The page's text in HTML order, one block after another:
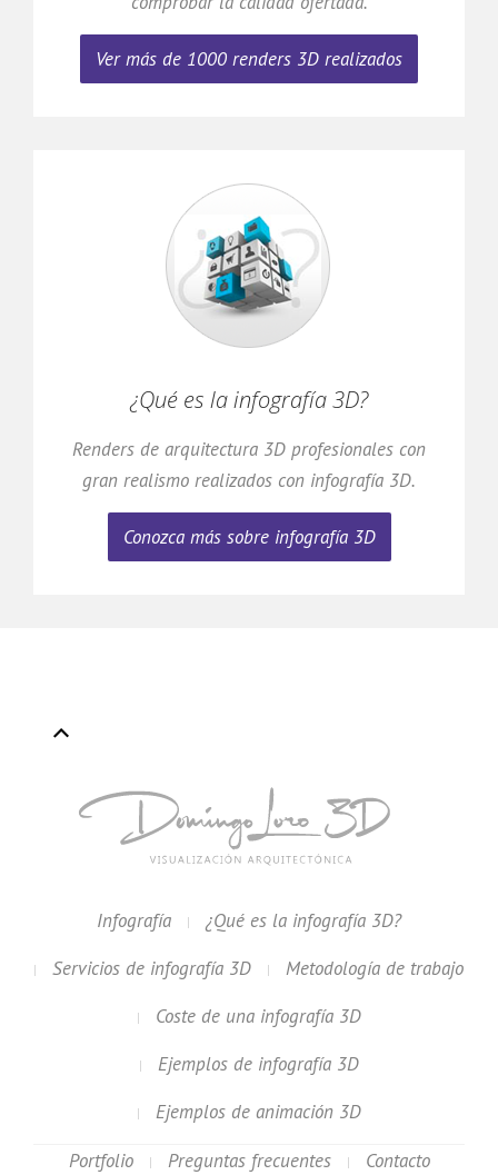
Ver más de 1000 renders 3D realizados
¿Qué es la infografía 3D?
Renders de arquitectura 3D profesionales con
gran realismo realizados con infografía 3D.
Conozca más sobre infografía 3D
Infografía
¿Qué es la infografía 3D?
Servicios de infografía 3D
Metodología de trabajo
Coste de una infografía 3D
Ejemplos de infografía 3D
Ejemplos de animación 3D
Portfolio
Preguntas frecuentes Contacto